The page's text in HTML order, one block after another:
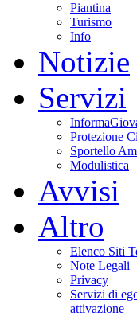
Piantina
Turismo
Info
Notizie
Servizi
Protezione
Sportello
Modulistica
Avvisi
Altro
Elenco Siti
Note Legali
Privacy
Servizi di
attivazione